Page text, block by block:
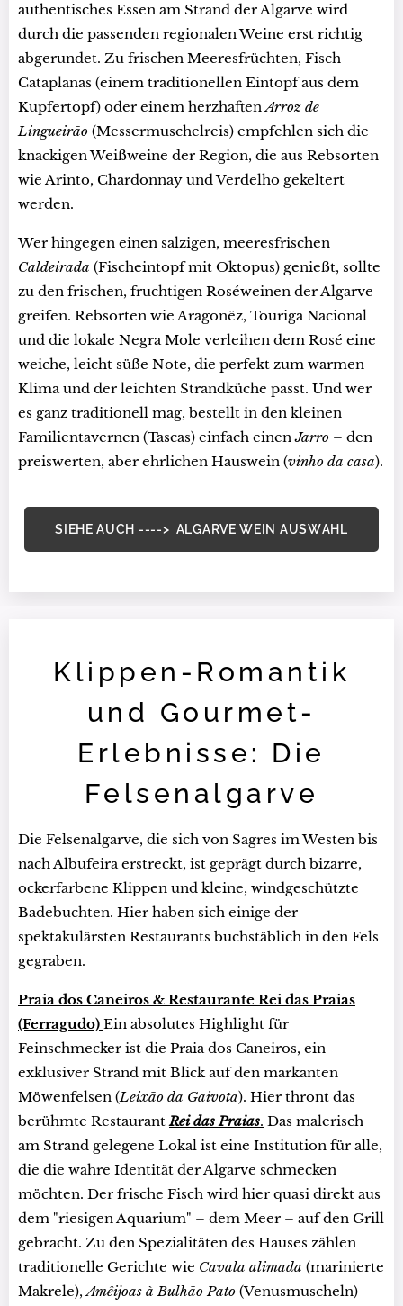
authentisches Essen am Strand der Algarve wird
durch die passenden regionalen Weine erst richtig
abgerundet. Zu frischen Meeresfrüchten, Fisch-
Cataplanas (einem traditionellen Eintopf aus dem
Kupfertopf) oder einem herzhaftenArroz de
Lingueirão (Messermuschelreis) empfehlen sich die
knackigen Weißweine der Region, die aus Rebsorten
wie Arinto, Chardonnay und Verdelho gekeltert
werden.
Wer hingegen einen salzigen, meeresfrischen
Caldeirada (Fischeintopf mit Oktopus) genießt, sollte
zu den frischen, fruchtigen Roséweinen der Algarve
greifen. Rebsorten wie Aragonêz, Touriga Nacional
und die lokale Negra Mole verleihen dem Rosé eine
weiche, leicht süße Note, die perfekt zum warmen
Klima und der leichten Strandküche passt. Und wer
es ganz traditionell mag, bestellt in den kleinen
Familientavernen (Tascas) einfach einenJarro – den
preiswerten, aber ehrlichen Hauswein (vinho da casa).
SIEHE AUCH ----> ALGARVE WEIN AUSWAHL
Klippen-Romantik
und Gourmet-
Erlebnisse: Die
Felsenalgarve
Die Felsenalgarve, die sich von Sagres im Westen bis
nach Albufeira erstreckt, ist geprägt durch bizarre,
ockerfarbene Klippen und kleine, windgeschützte
Badebuchten. Hier haben sich einige der
spektakulärsten Restaurants buchstäblich in den Fels
gegraben.
Praia dos Caneiros & Restaurante Rei das Praias
(Ferragudo) Ein absolutes Highlight für
Feinschmecker ist die Praia dos Caneiros, ein
exklusiver Strand mit Blick auf den markanten
Möwenfelsen (Leixão da Gaivota). Hier thront das
berühmte RestaurantRei das Praias. Das malerisch
am Strand gelegene Lokal ist eine Institution für alle,
die die wahre Identität der Algarve schmecken
möchten. Der frische Fisch wird hier quasi direkt aus
dem "riesigen Aquarium" – dem Meer – auf den Grill
gebracht. Zu den Spezialitäten des Hauses zählen
traditionelle Gerichte wie Cavala alimada (marinierte
Makrele),Amêijoas à Bulhão Pato (Venusmuscheln)